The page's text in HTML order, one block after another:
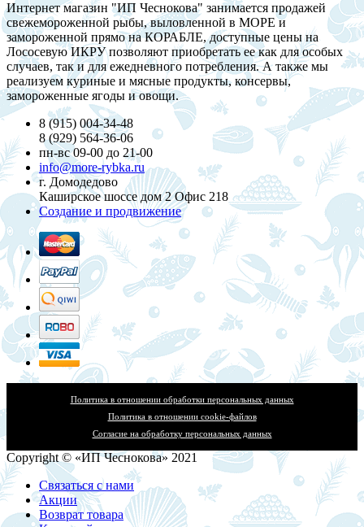
Интернет магазин "ИП Чеснокова" занимается продажей
свежемороженной рыбы, выловленной в МОРЕ и
замороженной прямо на КОРАБЛЕ, доступные цены на
Лососевую ИКРУ позволяют приобретать ее как для особых
случаев, так и для ежедневного потребления. А также мы
реализуем куриные и мясные продукты, консервы,
замороженные ягоды и овощи.
8 (915) 004-34-48
8 (929) 564-36-06
пн-вс 09-00 до 21-00
info@more-rybka.ru
г. Домодедово
Каширское шоссе дом 2 Офис 218
Создание и продвижение
Политика в отношении обработки персональных данных
Политика в отношении cookie-файлов
Согласие на обработку персональных данных
Copyright © «ИП Чеснокова» 2021
Связаться с нами
Акции
Возврат товара